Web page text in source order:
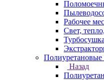
Рабочее
Свет,
Турбосушка
Полиуретановые
Назад